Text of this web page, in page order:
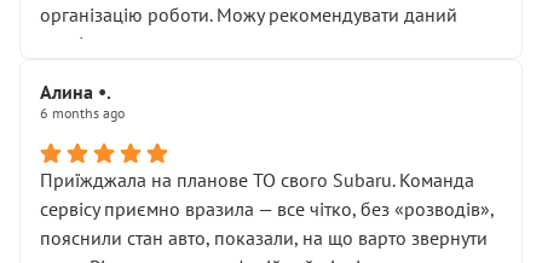
організацію роботи. Можу рекомендувати даний
сервіс.
Алина •.
6 months ago
Приїжджала на планове ТО свого Subaru. Команда
сервісу приємно вразила — все чітко, без «розводів»,
пояснили стан авто, показали, на що варто звернути